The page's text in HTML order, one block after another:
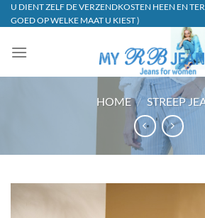
Ga
naar
U DIENT ZELF DE VERZENDKOSTEN HEEN EN
GOED OP WELKE MAAT U KIEST )
HOME / STREEP